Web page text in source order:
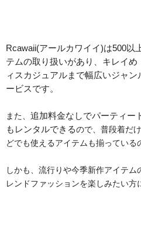
Rcawaii(アールカワイイ)は500以
テムの取り扱いがあり、キレイ
ィスカジュアルまで幅広いジャ
ービスです。
また、 追加料金なしでパーティー
もレンタルできるので、普段着だ
どでも使えるアイテムも揃っている
しかも、流行りや今季新作アイテム
レンドファッションを楽しみたい方